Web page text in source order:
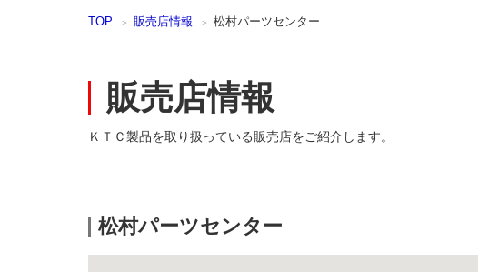
TOP 販売店情報 松村パーツセンター
販売店情報
ＫＴＣ製品を取り扱っている販売店をご紹介します。
松村パーツセンター